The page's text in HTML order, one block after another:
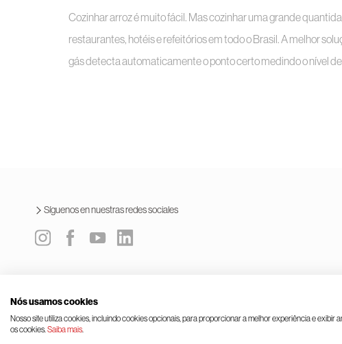
Cozinhar arroz é muito fácil. Mas cozinhar uma grande
restaurantes, hotéis e refeitórios em todo o Brasil. A melhor
gás detecta automaticamente o ponto certo medindo o nível
Síguenos en nuestras redes sociales
© Rinnai Corporation.
Nós usamos cookies
Nosso site utiliza cookies, incluindo cookies opcionais, para proporcionar a melhor experiência e
os cookies.Saiba mais.